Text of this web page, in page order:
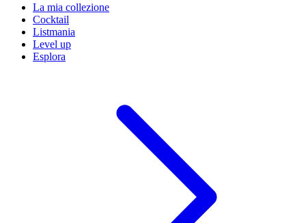
La mia collezione
Cocktail
Listmania
Level up
Esplora